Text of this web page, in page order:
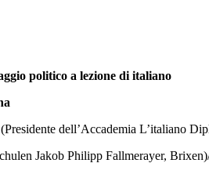
politico a lezione di italiano
(Presidente dell’Accademia L’italiano
Jakob Philipp Fallmerayer,